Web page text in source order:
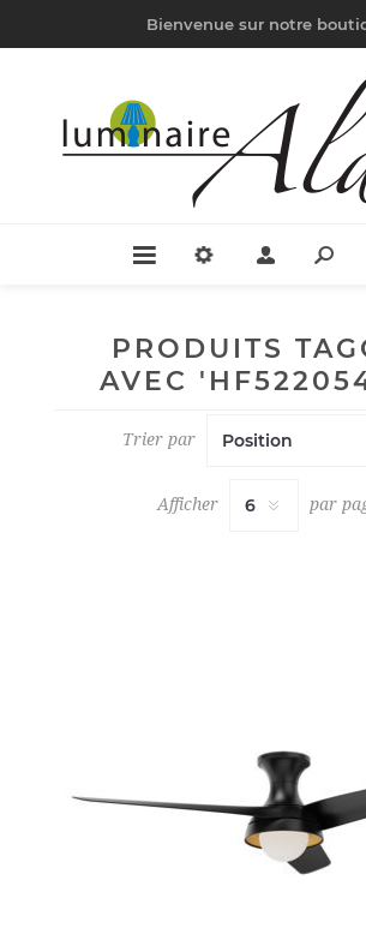
Bienvenue sur notre
PRODUITS
AVEC
Trier par
Afficher par